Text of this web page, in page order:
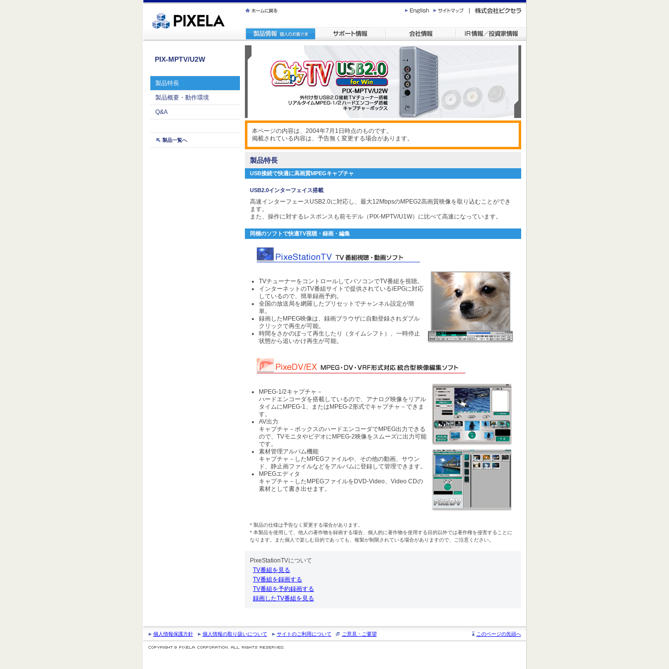
ｸ蜀�ｒ遘ｻ蜍輔☆繧九◆繧√�繝ｪ繝ｳ繧ｯ縺ｧ縺吶�
PIX-MPTV/U2W
製品特長
製品概要・動作環境
Q&A
製品一覧へ
本ページの内容は、2004年7月1日時点のものです。
掲載されている内容は、予告無く変更する場合があります。
製品特長
USB接続で快適に高画質MPEGキャプチャ
USB2.0インターフェイス搭載
高速インターフェースUSB2.0に対応し、最大12MbpsのMPEG2高画質映像を取り込むことができ
ます。
また、操作に対するレスポンスも前モデル（PIX-MPTV/U1W）に比べて高速になっています。
同梱のソフトで快適TV視聴・録画・編集
TVチューナーをコントロールしてパソコンでTV番組を視聴。
インターネットのTV番組サイトで提供されているiEPGに対応
しているので、簡単録画予約。
全国の放送局を網羅したプリセットでチャンネル設定が簡
単。
録画したMPEG映像は、録画ブラウザに自動登録されダブル
クリックで再生が可能。
時間をさかのぼって再生したり（タイムシフト）、一時停止
状態から追いかけ再生が可能。
MPEG-1/2キャプチャ－
ハードエンコーダを搭載しているので、アナログ映像をリアル
タイムにMPEG-1、またはMPEG-2形式でキャプチャ－できま
す。
AV出力
キャプチャ－ボックスのハードエンコーダでMPEG出力できる
ので、TVモニタやビデオにMPEG-2映像をスムーズに出力可能
です。
素材管理アルバム機能
キャプチャ－したMPEGファイルや、その他の動画、サウン
ド、静止画ファイルなどをアルバムに登録して管理できます。
MPEGエディタ
キャプチャ－したMPEGファイルをDVD-Video、Video CDの
素材として書き出せます。
* 製品の仕様は予告なく変更する場合があります。
* 本製品を使用して、他人の著作物を録画する場合、個人的に著作物を使用する目的以外では著作権を侵害することに
なります。また個人で楽しむ目的であっても、複製が制限されている場合がありますので、ご注意ください。
PixeStationTVについて
TV番組を見る
TV番組を録画する
TV番組を予約録画する
録画したTV番組を見る
個人情報保護方針 個人情報の取り扱いについて サイトのご利用について ご意見・ご要望 このページの先頭へ